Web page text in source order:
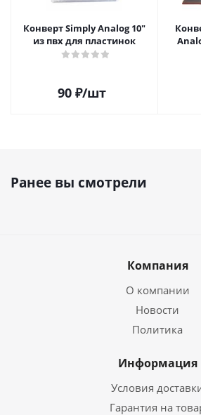
Конверт Simply Analog 10"
из пвх для пластинок
90 ₽/шт
Ранее вы смотрели
Компания
О компании
Новости
Политика
Информация
Условия
Гарантия на